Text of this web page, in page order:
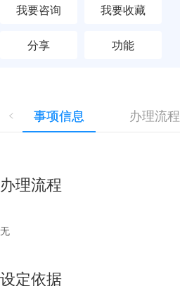
我要咨询 我要收藏
分享 功能
事项信息 办理流程
办理流程
无
设定依据